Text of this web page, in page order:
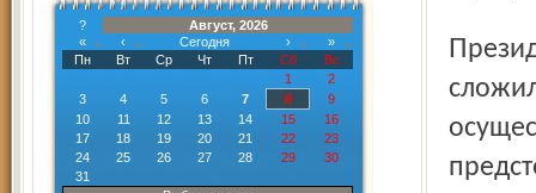
?
Август, 2026
«
‹ Сегодня ›
»
Пн
Вт Ср Чт Пт Сб
Вс
1
2
3
4 5 6 7 8
9
10
11 12 13 14 15
16
17
18 19 20 21 22
23
24
25 26 27 28 29
30
31
Президент клуба Сергей Константинович Шляпников